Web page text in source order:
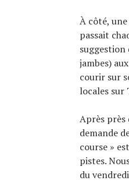
À côté,
passait
jambes)
courir sur
locales sur
Après près
demande
course »
pistes.
du